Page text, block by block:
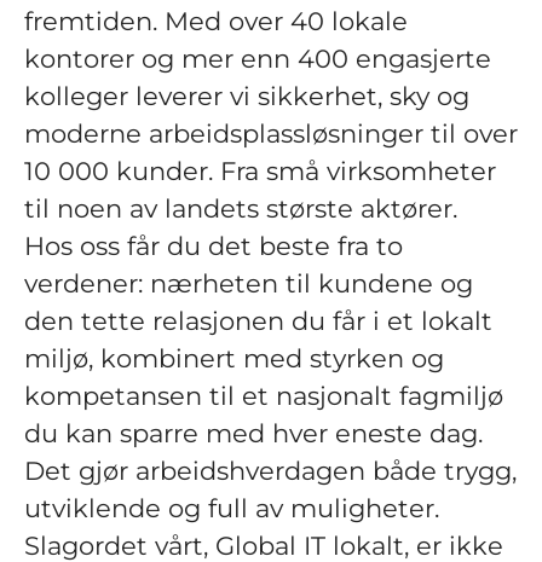
fremtiden. Med over 40 lokale
kontorer og mer enn 400 engasjerte
kolleger leverer vi sikkerhet, sky og
moderne arbeidsplassløsninger til over
10 000 kunder. Fra små virksomheter
til noen av landets største aktører.
Hos oss får du det beste fra to
verdener: nærheten til kundene og
den tette relasjonen du får i et lokalt
miljø, kombinert med styrken og
kompetansen til et nasjonalt fagmiljø
du kan sparre med hver eneste dag.
Det gjør arbeidshverdagen både trygg,
utviklende og full av muligheter.
Slagordet vårt, Global IT lokalt, er ikke